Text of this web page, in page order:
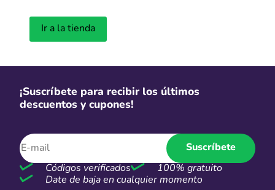
-40%
40% OFF
Hasta 12 cuotas sin interés con
bancos seleccionados
Más cupones de Electrolux
Ir a la tienda
¡Suscríbete para recibir los últimos
descuentos y cupones!
Suscríbete
Códigos verificados
100% gratuito
Date de baja en cualquier momento